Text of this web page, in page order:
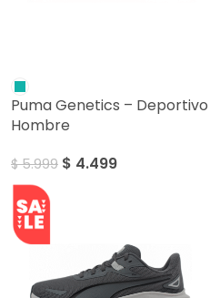
Puma Genetics – Deportivo
Hombre
$5.999 $ 4.499